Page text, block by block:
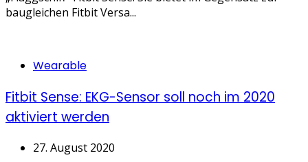
baugleichen Fitbit Versa...
Categories
Wearable
Fitbit Sense: EKG-Sensor soll noch im 2020
aktiviert werden
27. August 2020